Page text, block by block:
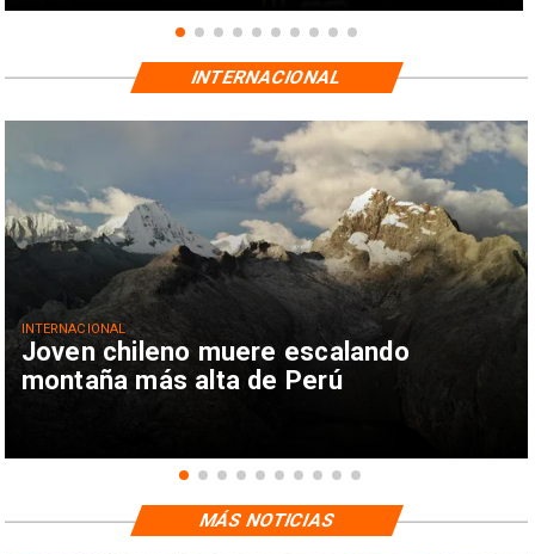
Joven chileno muere escalando
montaña más alta de Perú
INTERNACIONAL
INTERNACIONAL
MÁS NOTICIAS